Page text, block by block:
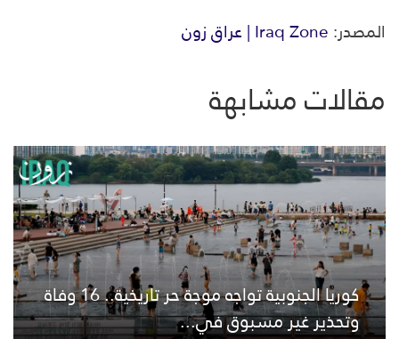
المصدر:Iraq Zone | عراق زون
مقالات مشابهة
كوريا الجنوبية تواجه موجة حر تاريخية.. 16 وفاة
وتحذير غير مسبوق في...